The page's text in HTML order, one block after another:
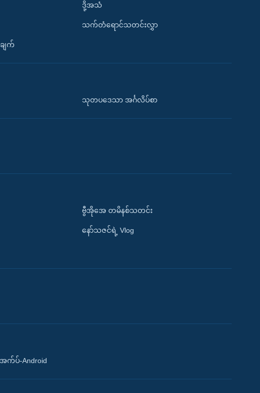
ျက်
ဒို့အသံ
သက်တံရောင်သတင်းလွှာ
သုတပဒေသာ အင်္ဂလိပ်စာ
ဗွီအိုအေ တမိနစ်သတင်း
နော်သဇင်ရဲ့ Vlog
ပ်-Android